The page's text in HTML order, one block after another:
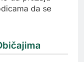
da se